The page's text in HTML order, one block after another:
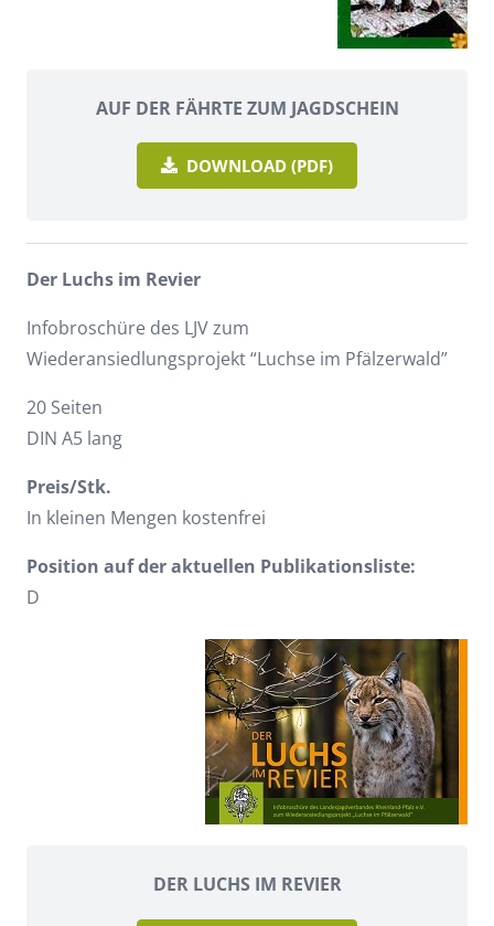
AUF DER FÄHRTE ZUM JAGDSCHEIN
DOWNLOAD (PDF)
Der Luchs im Revier
Infobroschüre des LJV zum
Wiederansiedlungsprojekt “Luchse im Pfälzerwald”
20 Seiten
DIN A5 lang
Preis/Stk.
In kleinen Mengen kostenfrei
Position auf der aktuellen Publikationsliste:
D
DER LUCHS IM REVIER